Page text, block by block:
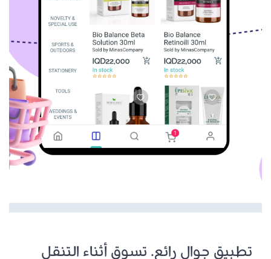
تطبيق جوال رائع. تسوق أثناء التنقل